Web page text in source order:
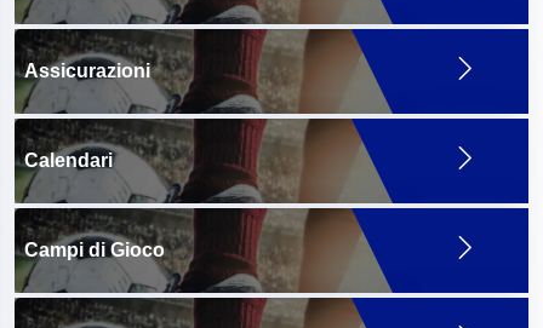
Assicurazioni
Calendari
Campi di Gioco